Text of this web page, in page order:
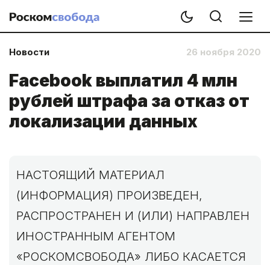
Новости 26 ноября 2020
Facebook выплатил 4 млн
рублей штрафа за отказ от
локализации данных
НАСТОЯЩИЙ МАТЕРИАЛ
(ИНФОРМАЦИЯ) ПРОИЗВЕДЕН,
РАСПРОСТРАНЕН И (ИЛИ) НАПРАВЛЕН
ИНОСТРАННЫМ АГЕНТОМ
«РОСКОМСВОБОДА» ЛИБО КАСАЕТСЯ